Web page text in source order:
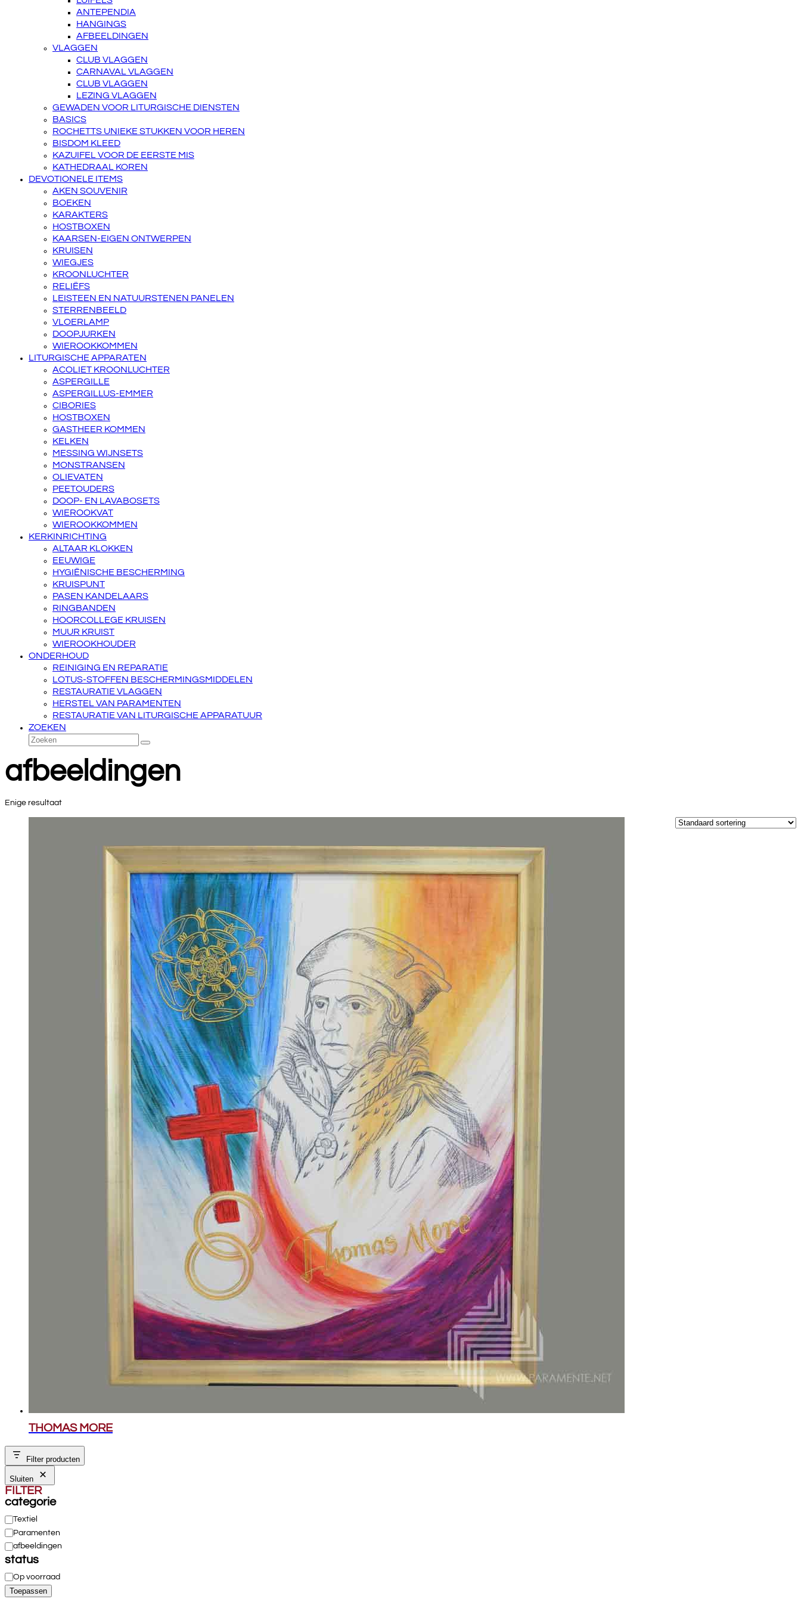
ANTEPENDIA
HANGINGS
AFBEELDINGEN
VLAGGEN
CLUB VLAGGEN
CARNAVAL VLAGGEN
CLUB VLAGGEN
LEZING VLAGGEN
GEWADEN VOOR LITURGISCHE DIENSTEN
BASICS
ROCHETTS UNIEKE STUKKEN VOOR HEREN
BISDOM KLEED
KAZUIFEL VOOR DE EERSTE MIS
KATHEDRAAL KOREN
DEVOTIONELE ITEMS
AKEN SOUVENIR
BOEKEN
KARAKTERS
HOSTBOXEN
KAARSEN-EIGEN ONTWERPEN
KRUISEN
WIEGJES
KROONLUCHTER
RELIËFS
LEISTEEN EN NATUURSTENEN PANELEN
STERRENBEELD
VLOERLAMP
DOOPJURKEN
WIEROOKKOMMEN
LITURGISCHE APPARATEN
ACOLIET KROONLUCHTER
ASPERGILLE
ASPERGILLUS-EMMER
CIBORIES
HOSTBOXEN
GASTHEER KOMMEN
KELKEN
MESSING WIJNSETS
MONSTRANSEN
OLIEVATEN
PEETOUDERS
DOOP- EN LAVABOSETS
WIEROOKVAT
WIEROOKKOMMEN
KERKINRICHTING
ALTAAR KLOKKEN
EEUWIGE
HYGIËNISCHE BESCHERMING
KRUISPUNT
PASEN KANDELAARS
RINGBANDEN
HOORCOLLEGE KRUISEN
MUUR KRUIST
WIEROOKHOUDER
ONDERHOUD
REINIGING EN REPARATIE
LOTUS-STOFFEN BESCHERMINGSMIDDELEN
RESTAURATIE VLAGGEN
HERSTEL VAN PARAMENTEN
RESTAURATIE VAN LITURGISCHE APPARATUUR
ZOEKEN
Zoeken
Verzenden
afbeeldingen
Enige resultaat
THOMAS MORE
Filter producten
Sluiten
FILTER
categorie
Categorie
Textiel
Paramenten
afbeeldingen
status
Beschikbaarheid
Op voorraad
Toepassen